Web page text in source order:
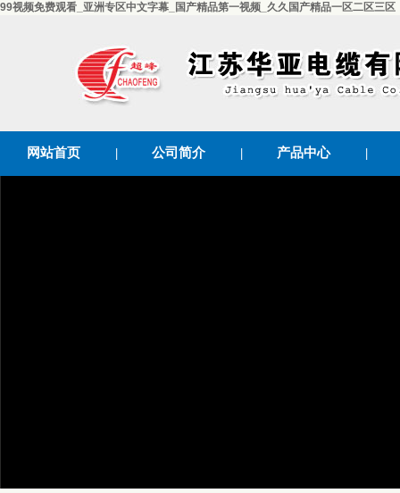
99视频免费观看_亚洲专区中文字幕_国产精品第一视频_久久国产精品一区二区三区
网站首页 | 公司简介 | 产品中心 |